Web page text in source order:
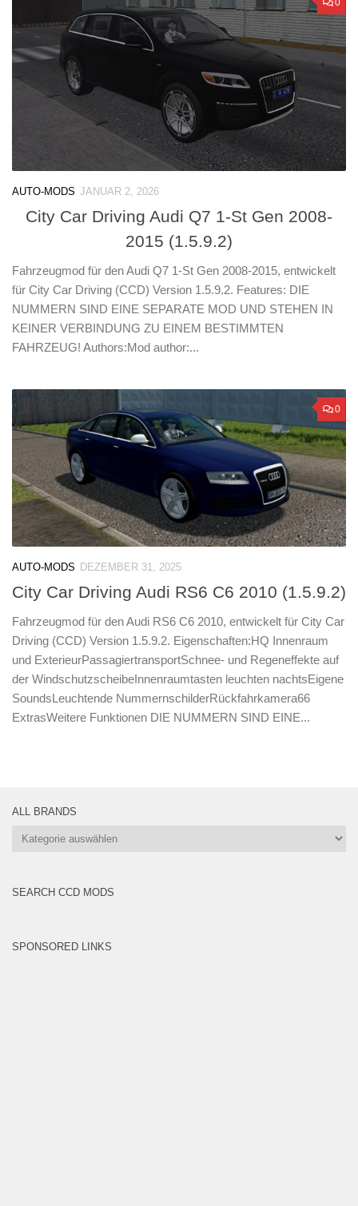
0
AUTO-MODS JANUAR 2, 2026
City Car Driving Audi Q7 1-St Gen 2008-
2015 (1.5.9.2)
Fahrzeugmod für den Audi Q7 1-St Gen 2008-2015, entwickelt
für City Car Driving (CCD) Version 1.5.9.2. Features: DIE
NUMMERN SIND EINE SEPARATE MOD UND STEHEN IN
KEINER VERBINDUNG ZU EINEM BESTIMMTEN
FAHRZEUG! Authors:Mod author:...
0
AUTO-MODS DEZEMBER 31, 2025
City Car Driving Audi RS6 C6 2010 (1.5.9.2)
Fahrzeugmod für den Audi RS6 C6 2010, entwickelt für City Car
Driving (CCD) Version 1.5.9.2. Eigenschaften:HQ Innenraum
und ExterieurPassagiertransportSchnee- und Regeneffekte auf
der WindschutzscheibeInnenraumtasten leuchten nachtsEigene
SoundsLeuchtende NummernschilderRückfahrkamera66
ExtrasWeitere Funktionen DIE NUMMERN SIND EINE...
ALL BRANDS
All
SEARCH CCD MODS
SPONSORED LINKS